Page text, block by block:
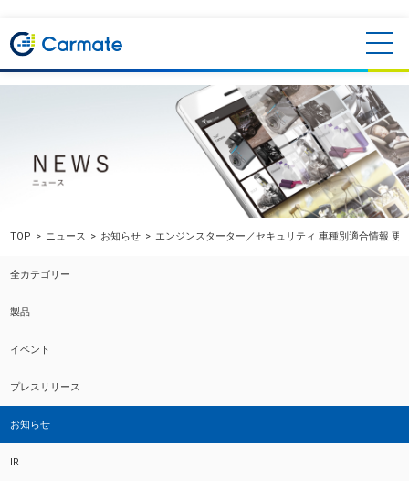
TOP ニュース お知らせ エンジンスターター／セキュリティ 車種別適合情報 更
全カテゴリー
製品
イベント
プレスリリース
お知らせ
IR